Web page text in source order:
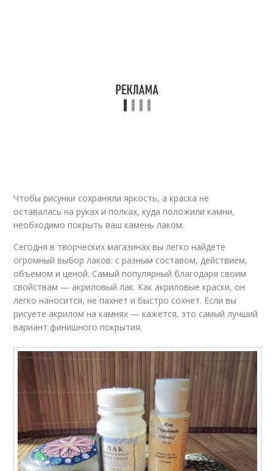
Чтобы рисунки сохраняли яркость, а краска не
оставалась на руках и полках, куда положили камни,
необходимо покрыть ваш камень лаком.
Сегодня в творческих магазинах вы легко найдете
огромный выбор лаков: с разным составом, действием,
объемом и ценой. Самый популярный благодаря своим
свойствам — акриловый лак. Как акриловые краски, он
легко наносится, не пахнет и быстро сохнет. Если вы
рисуете акрилом на камнях — кажется, это самый лучший
вариант финишного покрытия.